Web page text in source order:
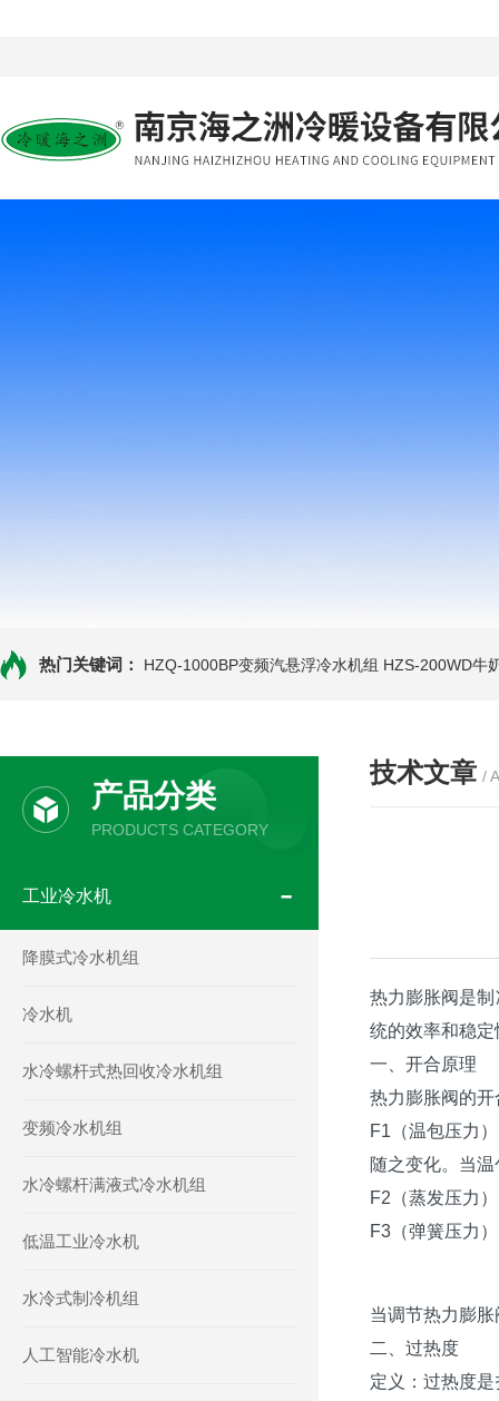
热门关键词： HZQ-1000BP变频汽悬浮冷水机组 HZS-200WD牛
产品分类
PRODUCTS CATEGORY
工业冷水机
降膜式冷水机组
冷水机
水冷螺杆式热回收冷水机组
变频冷水机组
水冷螺杆满液式冷水机组
低温工业冷水机
水冷式制冷机组
人工智能冷水机
技术文章 /
热力膨胀阀是
统的效率和稳定
一、开合原理
热力膨胀阀的
F1（温包压力
随之变化。当
F2（蒸发压力
F3（弹簧压力
当调节热力膨
二、过热度
定义：过热度